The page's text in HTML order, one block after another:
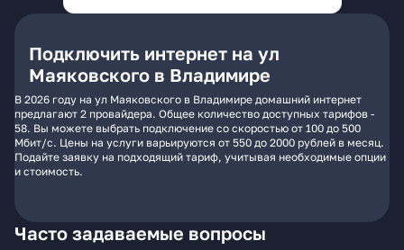
Подключить интернет на ул
Маяковского в Владимире
В 2026 году на ул Маяковского в Владимире домашний интернет
предлагают 2 провайдера. Общее количество доступных тарифов -
58. Вы можете выбрать подключение со скоростью от 100 до 500
Мбит/с. Цены на услуги варьируются от 550 до 2000 рублей в месяц.
Подайте заявку на подходящий тариф, учитывая необходимые опции
и стоимость.
Часто задаваемые вопросы